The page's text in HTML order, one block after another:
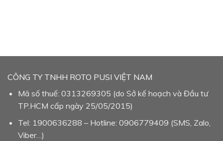
CÔNG TY TNHH ROTO PUSI VIỆT NAM
Mã số thuế: 0313269305 (do Sở kế hoạch và Đầu tư
TP.HCM cấp ngày 25/05/2015)
Tel: 1900636288 – Hotline: 0906779409 (SMS, Zalo,
Viber…)